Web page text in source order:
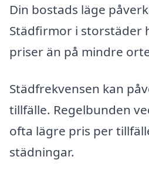
Din bostads läge
Städfirmor i storstäder
priser än på mindre
Städfrekvensen kan
tillfälle. Regelbunden
ofta lägre pris per
städningar.